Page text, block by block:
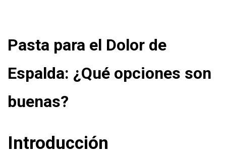
Pasta para el Dolor de
Espalda: ¿Qué opciones son
buenas?
Introducción